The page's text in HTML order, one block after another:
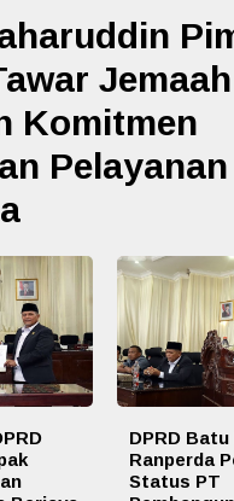
Komitmen
DPRD
Ranperda
Status PT